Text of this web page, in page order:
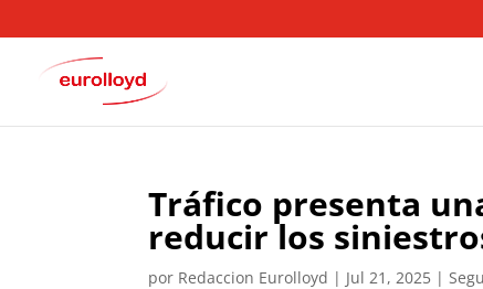
Tráfico presenta
reducir los
por Redaccion Eurolloyd | Jul 21, 2025 |